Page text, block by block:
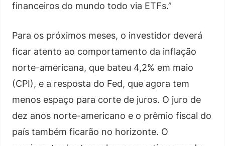
financeiros do mundo todo via ETFs.”
Para os próximos meses, o investidor deverá
ficar atento ao comportamento da inflação
norte-americana, que bateu 4,2% em maio
(CPI), e a resposta do Fed, que agora tem
menos espaço para corte de juros. O juro de
dez anos norte-americano e o prêmio fiscal do
país também ficarão no horizonte. O